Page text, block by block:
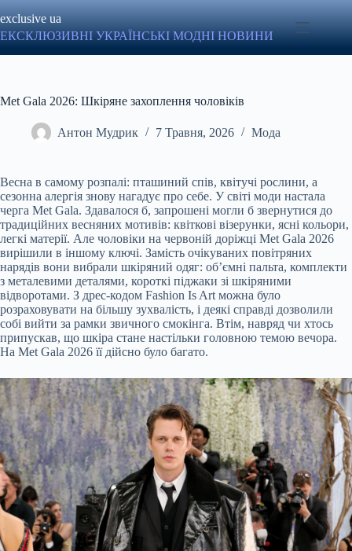
до
вмісту
exclusive ua
ЕКСКЛЮЗИВНІ УКРАЇНСЬКІ МОДНІ НОВИНИ
Met Gala 2026: Шкіряне захоплення чоловіків
Антон Мудрик 7 Травня, 2026 Мода
Весна в самому розпалі: пташиний спів, квітучі рослини, а
сезонна алергія знову нагадує про себе. У світі моди настала
черга Met Gala. Здавалося б, запрошені могли б звернутися до
традиційних весняних мотивів: квіткові візерунки, ясні кольори,
легкі матерії. Але чоловіки на червоній доріжці Met Gala 2026
вирішили в іншому ключі. Замість очікуваних повітряних
нарядів вони вибрали шкіряний одяг: об’ємні пальта, комплекти
з металевими деталями, короткі піджаки зі шкіряними
відворотами. З дрес-кодом Fashion Is Art можна було
розраховувати на більшу зухвалість, і деякі справді дозволили
собі вийти за рамки звичного смокінга. Втім, навряд чи хтось
припускав, що шкіра стане настільки головною темою вечора.
На Met Gala 2026 її дійсно було багато.